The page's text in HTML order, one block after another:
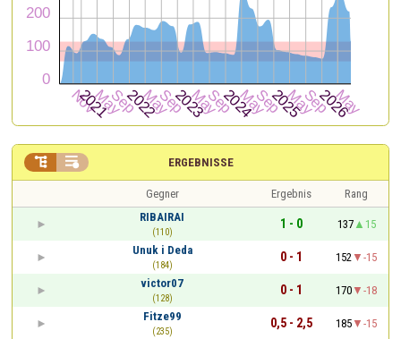
ERGEBNISSE
 
Gegner Ergebnis
Rang
RIBAIRAI
(110)
1 - 0 137
15
Unuk i Deda
(184)
0 - 1 152
-15
victor07
(128)
0 - 1 170
-18
Fitze99
(235)
0,5 - 2,5 185
-15